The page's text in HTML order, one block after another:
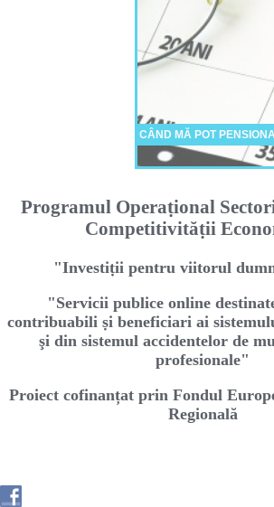
CÂND MĂ POT
Programul Operaṭional
Competitivităṭii
"Investiṭii pentru viitorul
"Servicii publice online
contribuabili ṣi beneficiari ai
şi din sistemul accidentelor de
profesionale"
Proiect cofinanțat prin Fondul
Regională